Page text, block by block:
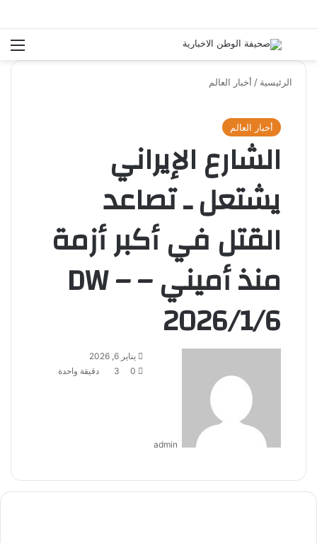
بحث عن
الرئيسية / أخبار العالم
أخبار العالم
الشارع الإيراني
يشتعل ـ تصاعد
القتل في أكبر أزمة
منذ أميني – DW –
2026/1/6
admin
أرسل
بريدا
يناير 6, 2026
0
3 دقيقة واحدة